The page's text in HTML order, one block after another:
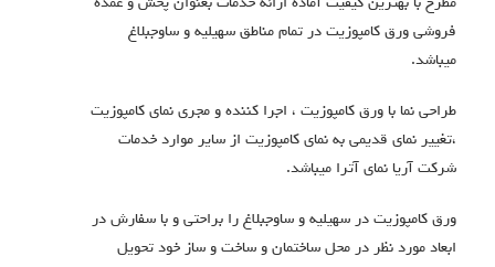
فروشی ورق کامپوزیت در تمام مناطق سهیلیه و ساوجبلاغ
میباشد.
طراحی نما با ورق کامپوزیت ، اجرا کننده و مجری نمای کامپوزیت
،تغییر نمای قدیمی به نمای کامپوزیت از سایر موارد خدمات
شرکت آریا نمای آترا میباشد.
ورق کامپوزیت در سهیلیه و ساوجبلاغ را براحتی و با سفارش در
ابعاد مورد نظر در محل ساختمان و ساخت و ساز خود تحویل